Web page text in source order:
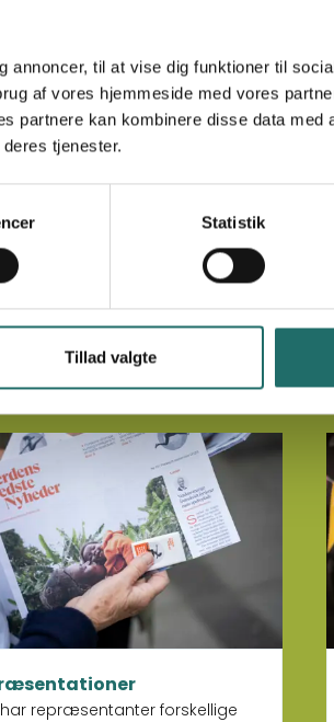
annoncer, til at vise dig funktioner til
af vores hjemmeside med vores
partnere kan kombinere disse data med
tjenester.
Statistik
Tillad valgte
Jensen, CISU
årsrapporter giver et overblik
arbejde og resultater i det
år og zoomer ind på
har repræsentanter forskellige
om Repræsentationer